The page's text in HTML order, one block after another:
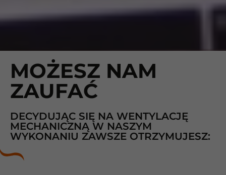
MOŻESZ NAM
ZAUFAĆ
DECYDUJĄC SIĘ NA WENTYLACJĘ
MECHANICZNĄ W NASZYM
WYKONANIU ZAWSZE OTRZYMUJESZ: